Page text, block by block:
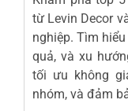
từ Levin Decor
nghiệp. Tìm
quả, và xu
tối ưu không
nhóm, và đảm